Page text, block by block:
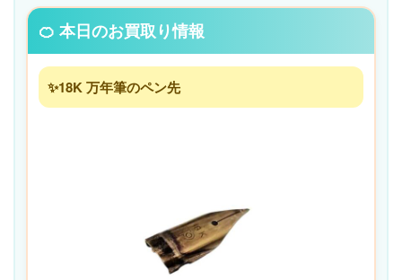
🍊 本日のお買取り情報
✨18K 万年筆のペン先